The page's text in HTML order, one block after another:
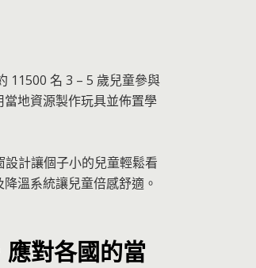
11500 名 3 – 5 歲兒童參與
地資源製作玩具並佈置學
計讓個子小的兒童輕鬆看
溫系統讓兒童倍感舒適。
對各國的當